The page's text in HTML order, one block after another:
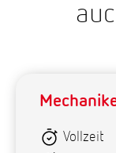
Vollzeit